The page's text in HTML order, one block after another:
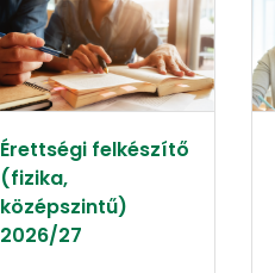
Érettségi felkészítő
(fizika,
középszintű)
2026/27